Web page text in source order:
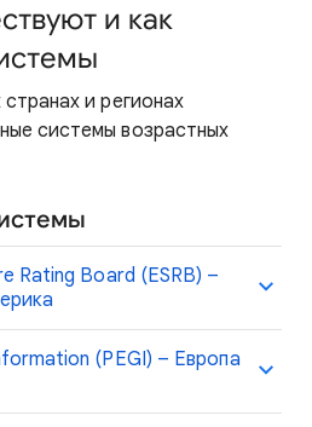
и как
и регионах
системы возрастных
Rating Board (ESRB) –
(PEGI) – Европа